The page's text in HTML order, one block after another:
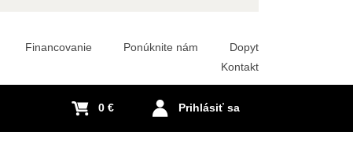
Financovanie Ponúknite nám
Dopyt
Kontakt
Prihlásiť sa
0 €